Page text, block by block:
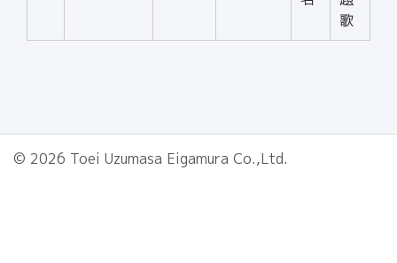
歌
© 2026 Toei Uzumasa Eigamura Co.,Ltd.